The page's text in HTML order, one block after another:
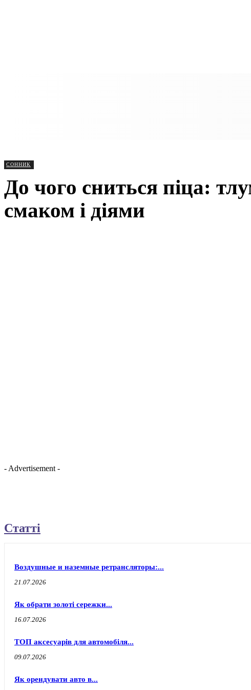
СОННИК
До чого сниться піца:
смаком і діями
- Advertisement -
Статті
Воздушные и наземные ретрансляторы:...
21.07.2026
Як обрати золоті сережки...
16.07.2026
ТОП аксесуарів для автомобіля...
09.07.2026
Як орендувати авто в...